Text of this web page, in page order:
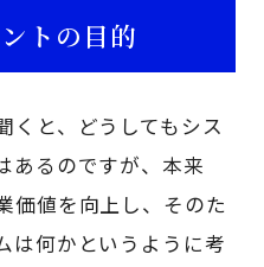
トの目的
くと、どうしてもシス
あるのですが、本来
価値を向上し、そのた
は何かというように考